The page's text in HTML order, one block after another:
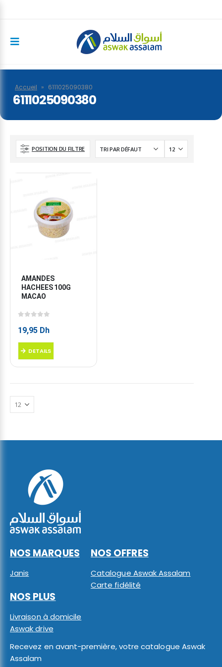
Accueil » 6111025090380
6111025090380
POSITION DU FILTRE
AMANDES
HACHEES 100G
MACAO
19,95 Dh
DETAILS
NOS MARQUES
Janis
NOS OFFRES
Catalogue Aswak Assalam
Carte fidélité
NOS PLUS
Livraison à domicile
Aswak drive
Recevez en avant-première, votre catalogue Aswak
Assalam